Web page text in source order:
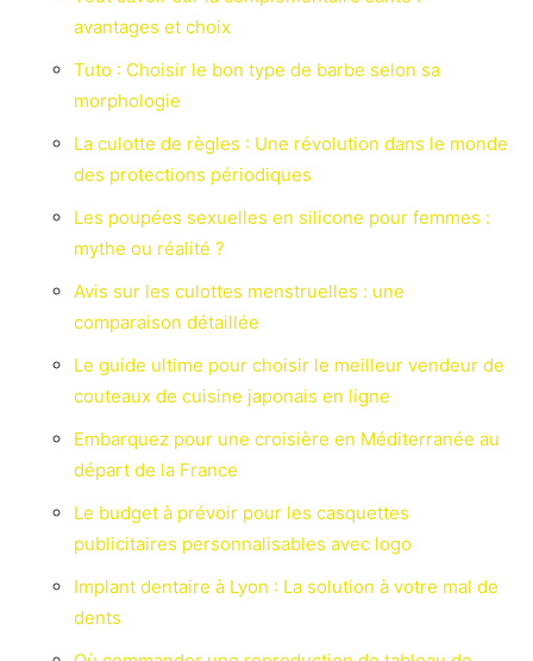
avantages et choix
Tuto : Choisir le bon type de barbe selon sa
morphologie
La culotte de règles : Une révolution dans le monde
des protections périodiques
Les poupées sexuelles en silicone pour femmes :
mythe ou réalité ?
Avis sur les culottes menstruelles : une
comparaison détaillée
Le guide ultime pour choisir le meilleur vendeur de
couteaux de cuisine japonais en ligne
Embarquez pour une croisière en Méditerranée au
départ de la France
Le budget à prévoir pour les casquettes
publicitaires personnalisables avec logo
Implant dentaire à Lyon : La solution à votre mal de
dents